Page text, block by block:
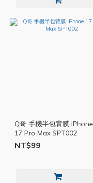
Q哥 手機半包背膜 iPhone
17 Pro Max SPT002
NT$99